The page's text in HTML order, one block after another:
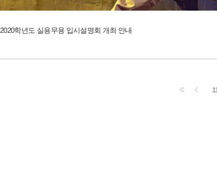
2020학년도 실용무용 입시설명회 개최 안내